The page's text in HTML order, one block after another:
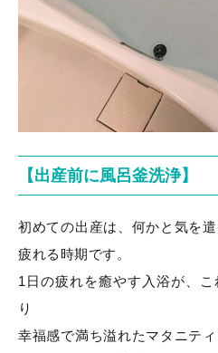
【出産前に風呂釜洗浄】
初めての出産は、何かと気を
疲れる時期です。
1日の疲れを癒やす入浴が、
り
幸福感で満ち溢れたマタニテ